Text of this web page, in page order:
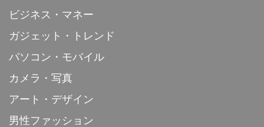
ビジネス・マネー
ガジェット・トレンド
パソコン・モバイル
カメラ・写真
アート・デザイン
男性ファッション